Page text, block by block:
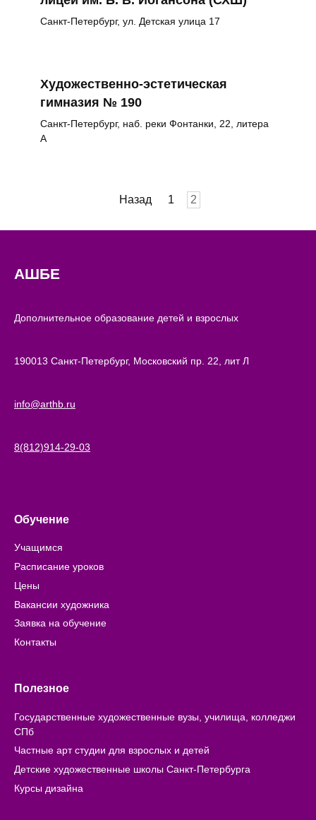
Санкт-Петербург, ул. Детская улица 17
Художественно-эстетическая
гимназия № 190
Санкт-Петербург, наб. реки Фонтанки, 22, литера
А
Назад 1 2
АШБЕ
Дополнительное образование детей и взрослых
190013 Санкт-Петербург, Московский пр. 22, лит Л
info@arthb.ru
8(812)914-29-03
Обучение
Учащимся
Расписание уроков
Цены
Вакансии художника
Заявка на обучение
Контакты
Полезное
Государственные художественные вузы, училища, колледжи
СПб
Частные арт студии для взрослых и детей
Детские художественные школы Санкт-Петербурга
Курсы дизайна